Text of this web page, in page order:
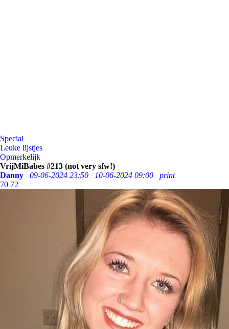
Special
Leuke lijstjes
Opmerkelijk
VrijMiBabes #213 (not very sfw!)
Danny
09-06-2024 23:50 10-06-2024 09:00
print
70 72